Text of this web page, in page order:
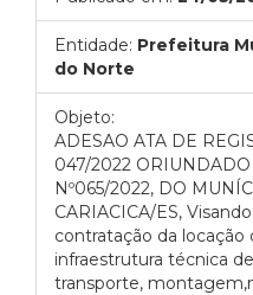
Entidade: Prefeitura
do Norte
Objeto:
ADESAO ATA DE
047/2022
Nº065/2022, DO
CARIACICA/ES,
contratação da
infraestrutura técnica
transporte,